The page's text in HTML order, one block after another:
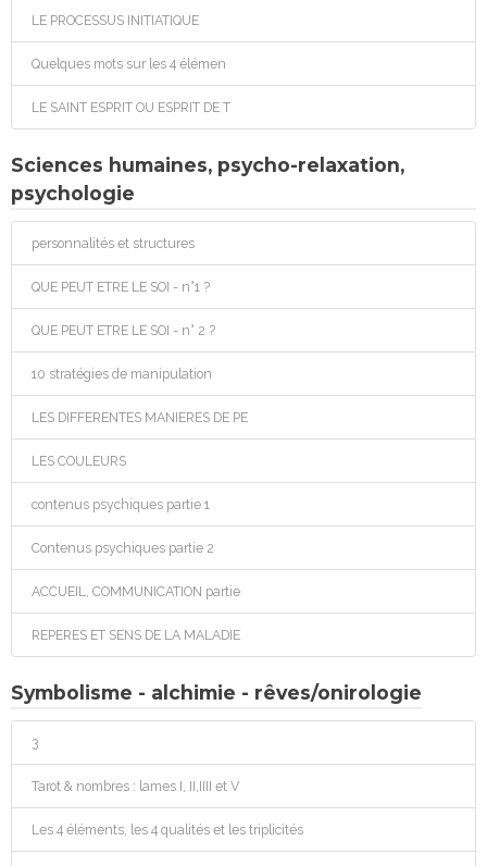
LE PROCESSUS INITIATIQUE
Quelques mots sur les 4 élémen
LE SAINT ESPRIT OU ESPRIT DE T
Sciences humaines, psycho-relaxation,
psychologie
personnalités et structures
QUE PEUT ETRE LE SOI - n°1 ?
QUE PEUT ETRE LE SOI - n° 2 ?
10 stratégies de manipulation
LES DIFFERENTES MANIERES DE PE
LES COULEURS
contenus psychiques partie 1
Contenus psychiques partie 2
ACCUEIL, COMMUNICATION partie
REPERES ET SENS DE LA MALADIE
Symbolisme - alchimie - rêves/onirologie
3
Tarot & nombres : lames I, II,IIII et V
Les 4 éléments, les 4 qualités et les triplicités